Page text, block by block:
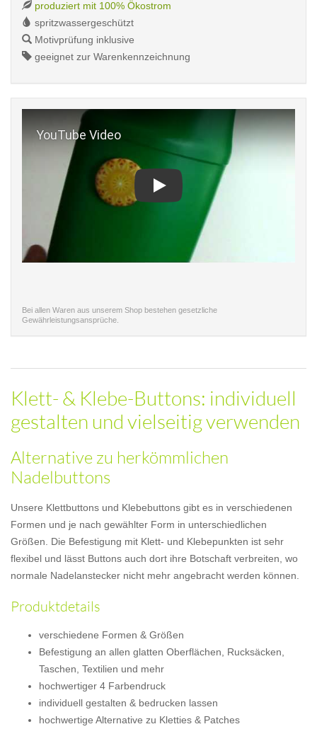
produziert mit 100% Ökostrom
spritzwassergeschützt
Motivprüfung inklusive
geeignet zur Warenkennzeichnung
Bei allen Waren aus unserem Shop bestehen gesetzliche
Gewährleistungsansprüche.
Klett- & Klebe-Buttons: individuell
gestalten und vielseitig verwenden
Alternative zu herkömmlichen
Nadelbuttons
Unsere Klettbuttons und Klebebuttons gibt es in verschiedenen
Formen und je nach gewählter Form in unterschiedlichen
Größen. Die Befestigung mit Klett- und Klebepunkten ist sehr
flexibel und lässt Buttons auch dort ihre Botschaft verbreiten, wo
normale Nadelanstecker nicht mehr angebracht werden können.
Produktdetails
verschiedene Formen & Größen
Befestigung an allen glatten Oberflächen, Rucksäcken,
Taschen, Textilien und mehr
hochwertiger 4 Farbendruck
individuell gestalten & bedrucken lassen
hochwertige Alternative zu Kletties & Patches